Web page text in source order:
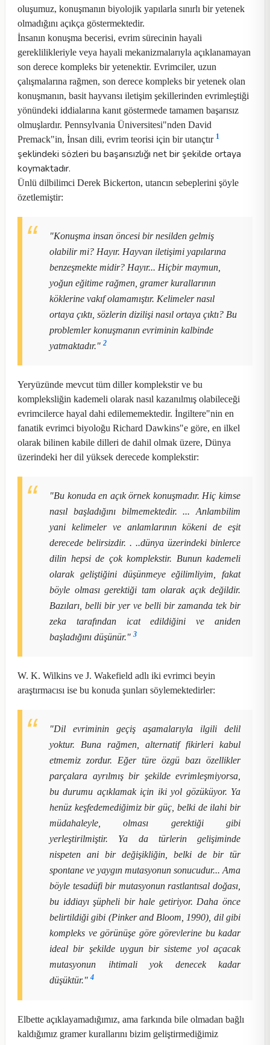
oluşumuz, konuşmanın biyolojik yapılarla sınırlı bir yetenek
olmadığını açıkça göstermektedir.
İnsanın konuşma becerisi, evrim sürecinin hayali
gereklilikleriyle veya hayali mekanizmalarıyla açıklanamayan
son derece kompleks bir yetenektir. Evrimciler, uzun
çalışmalarına rağmen, son derece kompleks bir yetenek olan
konuşmanın, basit hayvansı iletişim şekillerinden evrimleştiği
yönündeki iddialarına kanıt göstermede tamamen başarısız
olmuşlardır. Pennsylvania Üniversitesi"nden David
Premack"in, İnsan dili, evrim teorisi için bir utançtır 1
şeklindeki sözleri bu başarısızlığı net bir şekilde ortaya
koymaktadır.
Ünlü dilbilimci Derek Bickerton, utancın sebeplerini şöyle
özetlemiştir:
"Konuşma insan öncesi bir nesilden gelmiş
olabilir mi? Hayır. Hayvan iletişimi yapılarına
benzeşmekte midir? Hayır... Hiçbir maymun,
yoğun eğitime rağmen, gramer kurallarının
köklerine vakıf olamamıştır. Kelimeler nasıl
ortaya çıktı, sözlerin dizilişi nasıl ortaya çıktı? Bu
problemler konuşmanın evriminin kalbinde
yatmaktadır." 2
Yeryüzünde mevcut tüm diller komplekstir ve bu
kompleksliğin kademeli olarak nasıl kazanılmış olabileceği
evrimcilerce hayal dahi edilememektedir. İngiltere"nin en
fanatik evrimci biyoloğu Richard Dawkins"e göre, en ilkel
olarak bilinen kabile dilleri de dahil olmak üzere, Dünya
üzerindeki her dil yüksek derecede komplekstir:
"Bu konuda en açık örnek konuşmadır. Hiç kimse
nasıl başladığını bilmemektedir. ... Anlambilim
yani kelimeler ve anlamlarının kökeni de eşit
derecede belirsizdir. . ..dünya üzerindeki binlerce
dilin hepsi de çok komplekstir. Bunun kademeli
olarak geliştiğini düşünmeye eğilimliyim, fakat
böyle olması gerektiği tam olarak açık değildir.
Bazıları, belli bir yer ve belli bir zamanda tek bir
zeka tarafından icat edildiğini ve aniden
başladığını düşünür." 3
W. K. Wilkins ve J. Wakefield adlı iki evrimci beyin
araştırmacısı ise bu konuda şunları söylemektedirler:
"Dil evriminin geçiş aşamalarıyla ilgili delil
yoktur. Buna rağmen, alternatif fikirleri kabul
etmemiz zordur. Eğer türe özgü bazı özellikler
parçalara ayrılmış bir şekilde evrimleşmiyorsa,
bu durumu açıklamak için iki yol gözüküyor. Ya
henüz keşfedemediğimiz bir güç, belki de ilahi bir
müdahaleyle, olması gerektiği gibi
yerleştirilmiştir. Ya da türlerin gelişiminde
nispeten ani bir değişikliğin, belki de bir tür
spontane ve yaygın mutasyonun sonucudur... Ama
böyle tesadüfi bir mutasyonun rastlantısal doğası,
bu iddiayı şüpheli bir hale getiriyor. Daha önce
belirtildiği gibi (Pinker and Bloom, 1990), dil gibi
kompleks ve görünüşe göre görevlerine bu kadar
ideal bir şekilde uygun bir sisteme yol açacak
mutasyonun ihtimali yok denecek kadar
düşüktür." 4
Elbette açıklayamadığımız, ama farkında bile olmadan bağlı
kaldığımız gramer kurallarını bizim geliştirmediğimiz